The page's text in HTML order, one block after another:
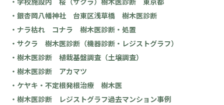
・銀杏岡八幡神社 台東区浅草橋 樹木医診断
・ナラ枯れ コナラ 樹木医診断・処置
・サクラ 樹木医診断（機器診断・レジストグラフ）
・樹木医診断 植栽基盤調査（土壌調査）
・樹木医診断 アカマツ
・ケヤキ・不定根発根治療 樹木医
・樹木医診断 レジストグラフ過去マンション事例